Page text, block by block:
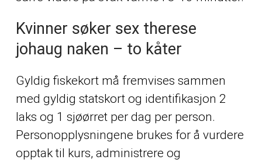
Kvinner søker sex therese
johaug naken – to kåter
Gyldig fiskekort må fremvises sammen
med gyldig statskort og identifikasjon 2
laks og 1 sjøørret per dag per person.
Personopplysningene brukes for å vurdere
opptak til kurs, administrere og